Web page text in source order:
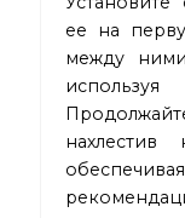
ее на
между